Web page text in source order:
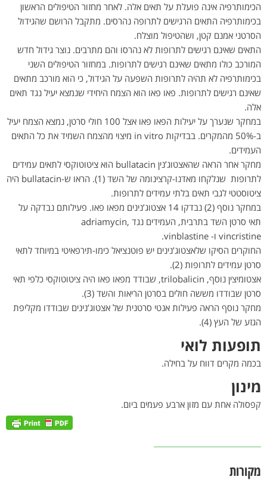
הכימותרפיה אינה פועלת על תאים אלה. לאחר מחזור הטיפולים הראשון
בכימותרפיה התאים הרגישים לתרופה נהרסים. מתקבל הרושם שהגידול
הסרטני אמנם קטן, ושהטיפול מוצלח.
התאים שאינם רגישים לתרופות לא נהרסו והם מתרבים. נוצר גידול חדש
המורכב כולו מתאים שאינם רגישים לתרופות. במחזור הטיפולים השני
בכימותרפיה לא תהיה לתרופות השפעה על הגידול, כי הוא מורכב מתאים
שאינם רגישים לתרופות. פאו פאו הוא הצמח היחידי שנמצא יעיל נגד תאים
אלה.
במחקר שנערך על יעילות הפאו פאו אצל 100 חולי סרטן, נמצא הצמח יעיל
ב-50% מהמקרים. בבדיקות in vitro מיצוי מהצמח השמיד את כל התאים
העמידים.
מחקר אחר הראה שהאצטוג’נין bullatacin הוא ציטוטוקסי לתאים עמידים
לתרופות שנלקחו מאדנו-קרצינומה של השד (1). הראו ש-bullatacin היה
ציטוסטטי לגבי תאים בלתי עמידים לתרופות.
במחקר נוסף (2) נבדקו 14 אצטוג’נינים מפאו פאו. פעילותם נבדקה על
תאי סרטן השד בתרבית, העמידים נגד adriamycin,
vincristine ו- vinblastine.
החוקרים הסיקו שלאצטוג’נינים יש פוטנציאל כימו-תירפאיטי במיוחד לתאי
סרטן עמידים לתרופות (2).
אצטומיצין נוסף, trilobalicin, שבודד מפאו פאו היה ציטוטוקסי כלפי תאי
סרטן שבודדו מששה חולים בסרטן הריאות והשד (3).
מחקר נוסף הראה פעילות אנטי סרטנית של אצטוג’נינים שבודדו מקליפת
הגזע של העץ (4).
תופעות לואי
בכמה מקרים דווח על בחילה.
מינון
קפסולה אחת עם מזון ארבע פעמים ביום.
מקורות